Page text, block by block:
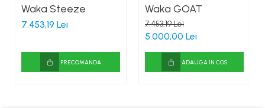
Waka Steeze
7.453,19 Lei
PRECOMANDA
Waka GOAT
7.453,19 Lei
5.000,00 Lei
ADAUGA IN COS